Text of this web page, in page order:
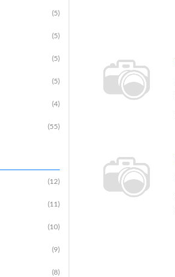
(5)
(5)
(5)
(5)
(4)
(55)
(12)
(11)
(10)
(9)
(8)